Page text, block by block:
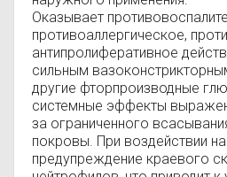
Оказывает
противоаллергическое,
антипролиферативное
сильным
другие фторпроизводные
системные эффекты
за ограниченного
покровы. При воздействии
предупреждение краевого